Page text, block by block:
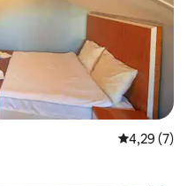
4,29 (7)